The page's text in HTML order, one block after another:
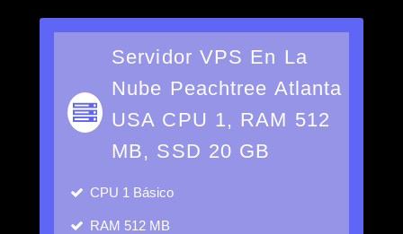
Servidor VPS En La
Nube Peachtree Atlanta
USA CPU 1, RAM 512
MB, SSD 20 GB
CPU 1 Básico
RAM 512 MB